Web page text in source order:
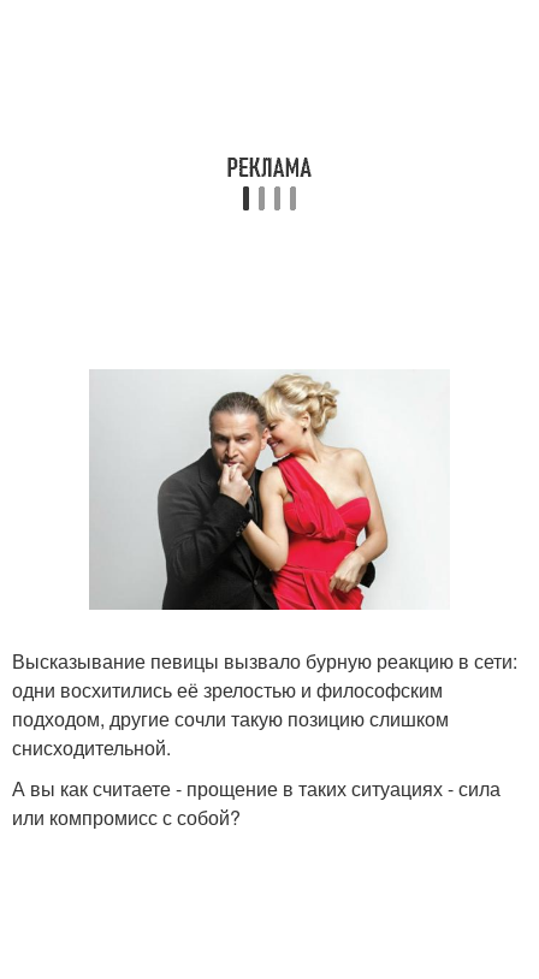
Высказывание певицы вызвало бурную реакцию в сети:
одни восхитились её зрелостью и философским
подходом, другие сочли такую позицию слишком
снисходительной.
А вы как считаете - прощение в таких ситуациях - сила
или компромисс с собой?